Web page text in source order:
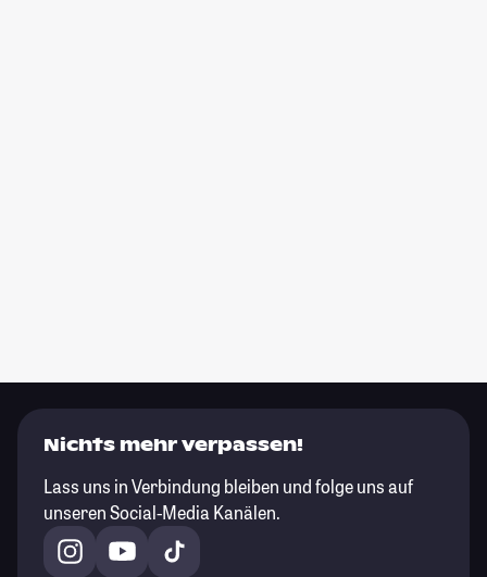
Nichts mehr verpassen!
Lass uns in Verbindung bleiben und folge uns auf
unseren Social-Media Kanälen.